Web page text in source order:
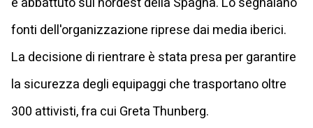
fonti dell'organizzazione riprese dai media iberici.
La decisione di rientrare è stata presa per garantire
la sicurezza degli equipaggi che trasportano oltre
300 attivisti, fra cui Greta Thunberg.